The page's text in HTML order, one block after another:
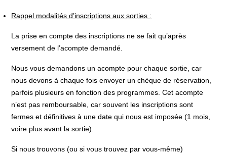
Rappel modalités d’inscriptions aux sorties :
La prise en compte des inscriptions ne se fait qu’après
versement de l’acompte demandé.
Nous vous demandons un acompte pour chaque sortie, car
nous devons à chaque fois envoyer un chèque de réservation,
parfois plusieurs en fonction des programmes. Cet acompte
n’est pas remboursable, car souvent les inscriptions sont
fermes et définitives à une date qui nous est imposée (1 mois,
voire plus avant la sortie).
Si nous trouvons (ou si vous trouvez par vous-même)